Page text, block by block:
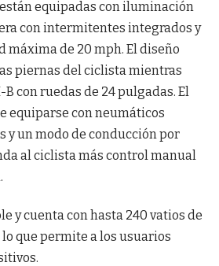
equipadas con iluminación
con intermitentes integrados y
máxima de 20 mph. El diseño
piernas del ciclista mientras
con ruedas de 24 pulgadas. El
equiparse con neumáticos
y un modo de conducción por
al ciclista más control manual
y cuenta con hasta 240 vatios de
lo que permite a los usuarios